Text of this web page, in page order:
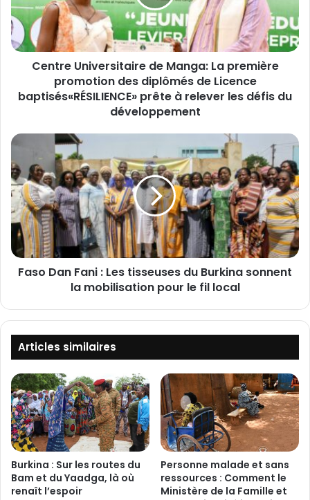
e
U
n
i
t
i
r
e
d
e
M
a
:
e
m
i
è
r
p
Centre Universitaire de Manga: La première
promotion des diplômés de Licence
baptisés«RÉSILIENCE» prête à relever les défis du
développement
F
s
o
D
a
n
a
t
s
s
e
u
s
e
s
d
Faso Dan Fani : Les tisseuses du Burkina sonnent
la mobilisation pour le fil local
Articles similaires
Burkina : Sur les routes du
Bam et du Yaadga, là où
renaît l’espoir
Personne malade et sans
ressources : Comment le
Ministère de la Famille et